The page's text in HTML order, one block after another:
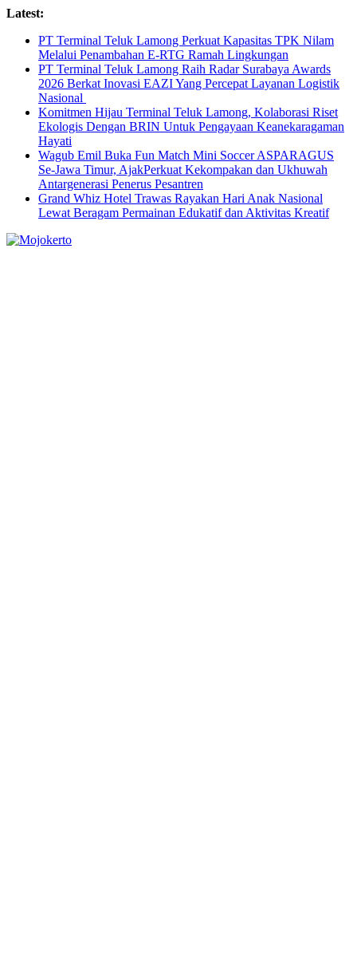
Skip
content
Latest:
PT Terminal Teluk Lamong Perkuat Kapasitas TPK Nilam
Melalui Penambahan E-RTG Ramah Lingkungan
PT Terminal Teluk Lamong Raih Radar Surabaya Awards
2026 Berkat Inovasi EAZI Yang Percepat Layanan Logistik
Nasional
Komitmen Hijau Terminal Teluk Lamong, Kolaborasi Riset
Ekologis Dengan BRIN Untuk Pengayaan Keanekaragaman
Hayati
Wagub Emil Buka Fun Match Mini Soccer ASPARAGUS
Se-Jawa Timur, AjakPerkuat Kekompakan dan Ukhuwah
Antargenerasi Penerus Pesantren
Grand Whiz Hotel Trawas Rayakan Hari Anak Nasional
Lewat Beragam Permainan Edukatif dan Aktivitas Kreatif